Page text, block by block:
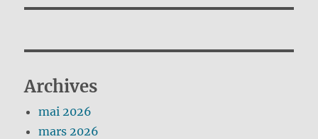
Archives
mai 2026
mars 2026